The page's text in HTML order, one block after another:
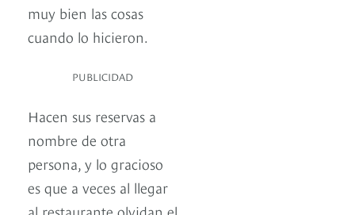
muy bien las cosas
cuando lo hicieron.
PUBLICIDAD
Hacen sus reservas a
nombre de otra
persona, y lo gracioso
es que a veces al llegar
al restaurante olvidan el